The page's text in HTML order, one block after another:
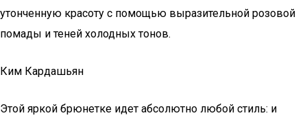
утонченную красоту с помощью выразительной розовой
помады и теней холодных тонов.
Ким Кардашьян
Этой яркой брюнетке идет абсолютно любой стиль: и